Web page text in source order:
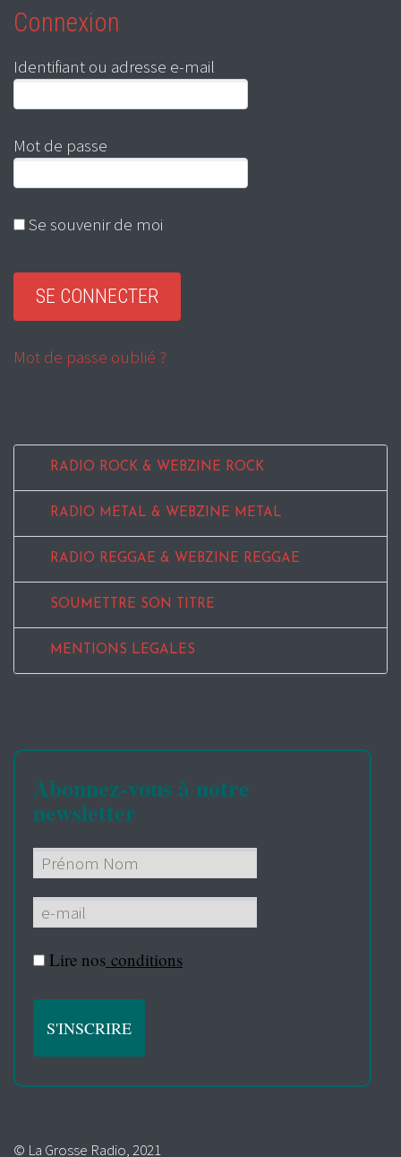
Connexion
Identifiant ou adresse e-mail
Mot de passe
Se souvenir de moi
Mot de passe oublié ?
RADIO ROCK & WEBZINE ROCK
RADIO METAL & WEBZINE METAL
RADIO REGGAE & WEBZINE REGGAE
SOUMETTRE SON TITRE
MENTIONS LEGALES
Abonnez-vous à notre
newsletter
Lire nos conditions
© La Grosse Radio, 2021